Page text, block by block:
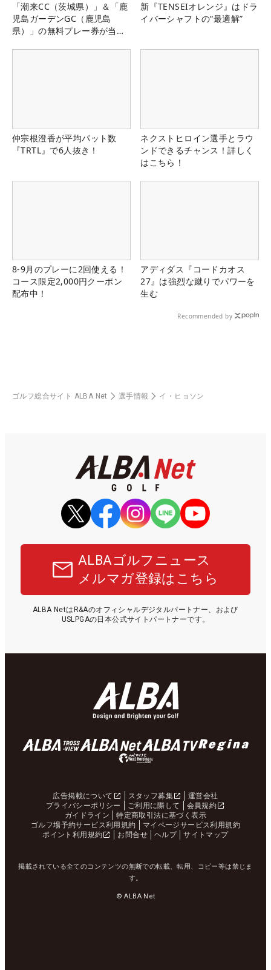
「潮来CC（茨城県）」＆「鹿
児島ガーデンGC（鹿児島
県）」の無料プレー券が当た
新『TENSEIオレンジ』はドラ
イバーシャフトの“最適解”
仲宗根澄香が平均パット数
『TRTL』で6人抜き！
ネクストヒロイン選手とラウ
ンドできるチャンス！詳しく
はこちら！
8-9月のプレーに2回使える！
コース限定2,000円クーポン
配布中！
アディダス『コードカオス
27』は強烈な蹴りでパワーを
生む
Recommended by
ゴルフ総合サイト ALBA Net 選手情報 イ・ヒョソン
ALBAゴルフニュース
メルマガ登録はこちら
ALBA NetはR&Aのオフィシャルデジタルパートナー、および
USLPGAの日本公式サイトパートナーです。
広告掲載について スタッフ募集
運営会社
プライバシーポリシー
ご利用に際して
会員規約
ガイドライン
特定商取引法に基づく表示
ゴルフ場予約サービス利用規約
マイページサービス利用規約
ポイント利用規約
お問合せ ヘルプ サイトマップ
掲載されている全てのコンテンツの無断での転載、転用、コピー等は禁じま
す。
© ALBA Net